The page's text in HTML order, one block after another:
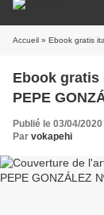
Accueil » Ebook gratis
Ebook gratis
PEPE
Publié le 03/04/
Par vokapehi